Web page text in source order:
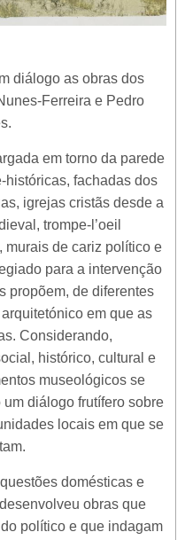
diálogo as obras dos
Ferreira e Pedro
em torno da parede
fachadas dos
igrejas cristãs desde a
trompe‑l’oeil
murais de cariz político e
para a intervenção
propõem, de diferentes
em que as
Considerando,
histórico, cultural e
museológicos se
diálogo frutífero sobre
locais em que se
domésticas e
obras que
político e que indagam